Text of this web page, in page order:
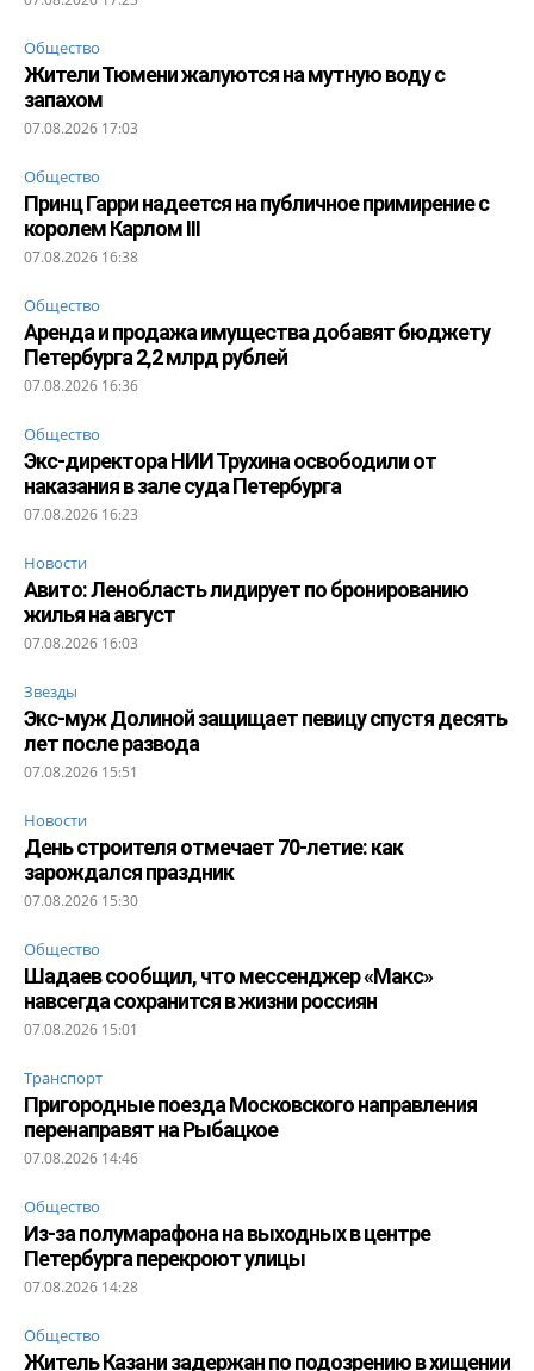
Общество
Жители Тюмени жалуются на мутную воду с
запахом
07.08.2026 17:03
Общество
Принц Гарри надеется на публичное примирение с
королем Карлом III
07.08.2026 16:38
Общество
Аренда и продажа имущества добавят бюджету
Петербурга 2,2 млрд рублей
07.08.2026 16:36
Общество
Экс-директора НИИ Трухина освободили от
наказания в зале суда Петербурга
07.08.2026 16:23
Новости
Авито: Ленобласть лидирует по бронированию
жилья на август
07.08.2026 16:03
Звезды
Экс-муж Долиной защищает певицу спустя десять
лет после развода
07.08.2026 15:51
Новости
День строителя отмечает 70-летие: как
зарождался праздник
07.08.2026 15:30
Общество
Шадаев сообщил, что мессенджер «Макс»
навсегда сохранится в жизни россиян
07.08.2026 15:01
Транспорт
Пригородные поезда Московского направления
перенаправят на Рыбацкое
07.08.2026 14:46
Общество
Из-за полумарафона на выходных в центре
Петербурга перекроют улицы
07.08.2026 14:28
Общество
Житель Казани задержан по подозрению в хищении